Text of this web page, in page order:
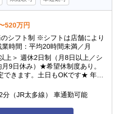
520万円
シフト制 ※シフトは店舗により
時間：平均20時間未満／月
上＞ 週休2日制（月8日以上／シ
9日休み）★希望休制度あり。
できます。土日もOKです★ 年次
ーバケーション制度（夏季長期
大6連休が可能！ 他詳細は求人
分（JR太多線） 車通勤可能